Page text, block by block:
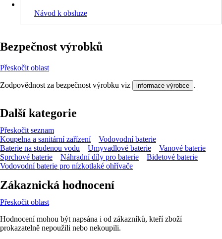
Návod k obsluze
Bezpečnost výrobků
Přeskočit oblast
Zodpovědnost za bezpečnost výrobku viz informace výrobce .
Další kategorie
Přeskočit seznam
Koupelna a sanitární zařízení
Vodovodní baterie
Baterie na studenou vodu
Umyvadlové baterie
Vanové baterie
Sprchové baterie
Náhradní díly pro baterie
Bidetové baterie
Vodovodní baterie pro nízkotlaké ohřívače
Zákaznická hodnocení
Přeskočit oblast
Hodnocení mohou být napsána i od zákazníků, kteří zboží
prokazatelně nepoužili nebo nekoupili.